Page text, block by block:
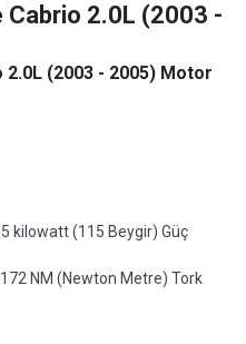
Cabrio 2.0L (2003 -
2.0L (2003 - 2005) Motor
kilowatt (115 Beygir) Güç
NM (Newton Metre) Tork